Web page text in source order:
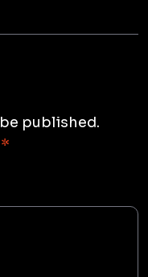
published.
*